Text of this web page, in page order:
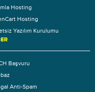
Hosting
Hosting
Yazılım Kurulumu
Başvuru
Anti-Spam